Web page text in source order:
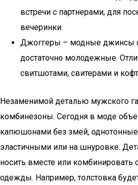
встречи с партнерами, для
вечеринки.
Джоггеры – модные джинсы
достаточно молодежные.
свитшотами, свитерами и
Незаменимой деталью мужского
комбинезоны. Сегодня в моде
капюшонами без змей,
эластичными или на шнуровке.
носить вместе или
одежды. Например, толстовка